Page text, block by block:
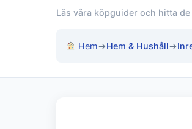
Läs våra köpguider och hitta
Hem→Hem & Hushåll→